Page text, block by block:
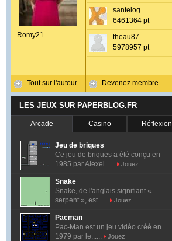
Romy21
Tout sur l'auteur
santelog
6461364 pt
theau87
5978957 pt
Devenez membre
LES JEUX SUR PAPERBLOG.FR
Arcade Casino Réflexion
Jeu de briques
Ce jeu de briques a été conçu en
1985 par Alexei......
Jouez
Snake
Snake, de l'anglais signifiant «
serpent », est......
Jouez
Pacman
Pac-Man est un jeu vidéo créé en
1979 par le......
Jouez